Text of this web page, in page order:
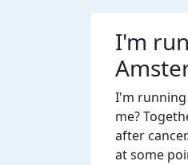
I'm
I'm running
me?
after
at some